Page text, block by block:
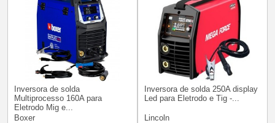
Inversora de solda
Multiprocesso 160A para
Eletrodo Mig e...
Boxer
Inversora de solda 250A display
Led para Eletrodo e Tig -...
Lincoln